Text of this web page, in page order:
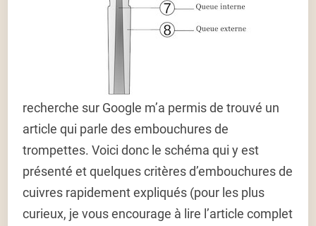
recherche sur Google m’a permis de trouvé un
article qui parle des embouchures de
trompettes. Voici donc le schéma qui y est
présenté et quelques critères d’embouchures de
cuivres rapidement expliqués (pour les plus
curieux, je vous encourage à lire l’article complet